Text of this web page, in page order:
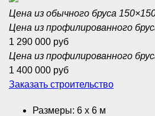
Цена из обычного бруса
Цена из профилированного
1 290 000 руб
Цена из профилированного
1 400 000 руб
Заказать строительство
Размеры: 6 x 6 м